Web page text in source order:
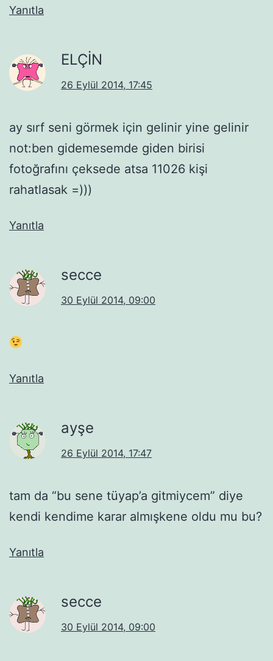
Yanıtla
ELÇİN
26 Eylül 2014, 17:45
ay sırf seni görmek için gelinir yine gelinir
not:ben gidemesemde giden birisi
fotoğrafını çeksede atsa 11026 kişi
rahatlasak =)))
Yanıtla
secce
30 Eylül 2014, 09:00
Yanıtla
ayşe
26 Eylül 2014, 17:47
tam da “bu sene tüyap’a gitmiycem” diye
kendi kendime karar almışkene oldu mu bu?
Yanıtla
secce
30 Eylül 2014, 09:00